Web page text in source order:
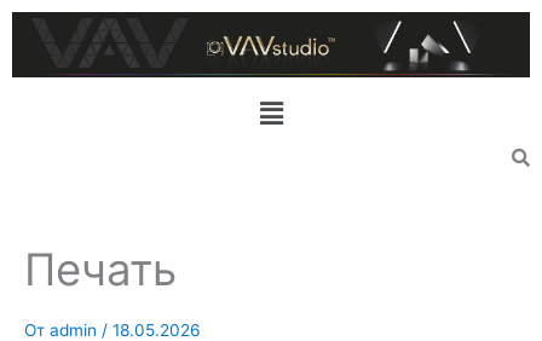
Перейти
содержимому
Меню
Печать
От admin / 18.05.2026